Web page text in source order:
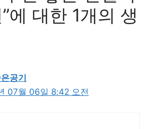
에 대한 1개의 생
공기
07월 06일 8:42 오전